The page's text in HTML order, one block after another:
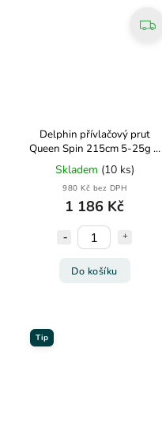
Delphin přívlačový prut
Queen Spin 215cm 5-25g 2
díly
Skladem (10 ks)
980 Kč bez DPH
1 186 Kč
Do košíku
Tip